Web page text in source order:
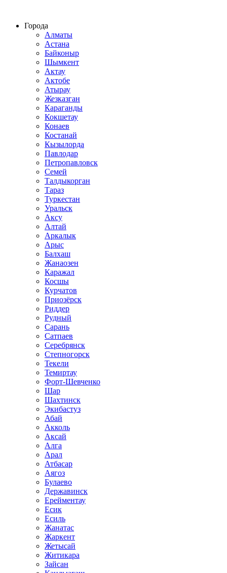
Города
Алматы
Астана
Байконыр
Шымкент
Актау
Актобе
Атырау
Жезказган
Караганды
Кокшетау
Конаев
Костанай
Кызылорда
Павлодар
Петропавловск
Семей
Талдыкорган
Тараз
Туркестан
Уральск
Аксу
Алтай
Аркалык
Арыс
Балхаш
Жанаозен
Каражал
Косшы
Курчатов
Приозёрск
Риддер
Рудный
Сарань
Сатпаев
Серебрянск
Степногорск
Текели
Темиртау
Форт-Шевченко
Шар
Шахтинск
Экибастуз
Абай
Акколь
Аксай
Алга
Арал
Атбасар
Аягоз
Булаево
Державинск
Ерейментау
Есик
Есиль
Жанатас
Жаркент
Жетысай
Житикара
Зайсан